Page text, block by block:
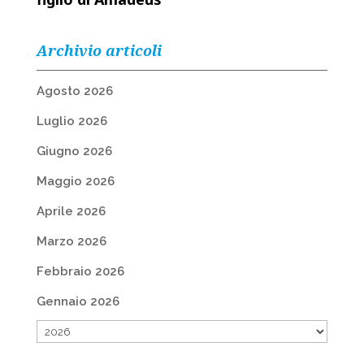
Archivio articoli
Agosto 2026
Luglio 2026
Giugno 2026
Maggio 2026
Aprile 2026
Marzo 2026
Febbraio 2026
Gennaio 2026